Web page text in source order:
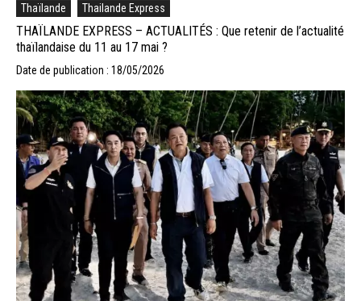
Thaïlande Thailande Express
THAÏLANDE EXPRESS – ACTUALITÉS : Que retenir de l’actualité
thaïlandaise du 11 au 17 mai ?
Date de publication : 18/05/2026